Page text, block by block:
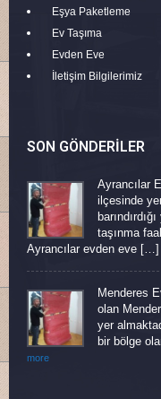
Eşya Paketleme
Ev Taşıma
Evden Eve
İletişim Bilgilerimiz
SON GÖNDERILER
Ayrancılar
ilçesinde
taşınma
Ayrancılar evden eve […]
Menderes
olan
yer
bir bölge
more